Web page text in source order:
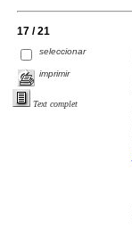
17 / 21
seleccionar
imprimir
Text complet